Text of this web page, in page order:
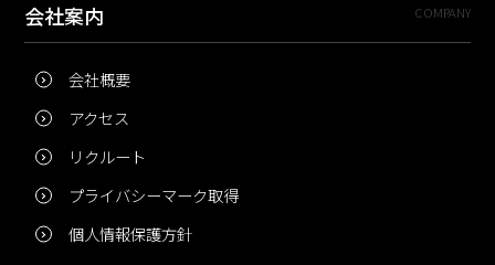
会社案内 COMPANY
会社概要
アクセス
リクルート
プライバシーマーク取得
個人情報保護方針